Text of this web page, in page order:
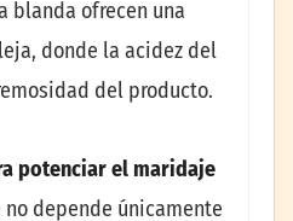
blanda ofrecen una
donde la acidez del
del producto.
potenciar el maridaje
depende únicamente